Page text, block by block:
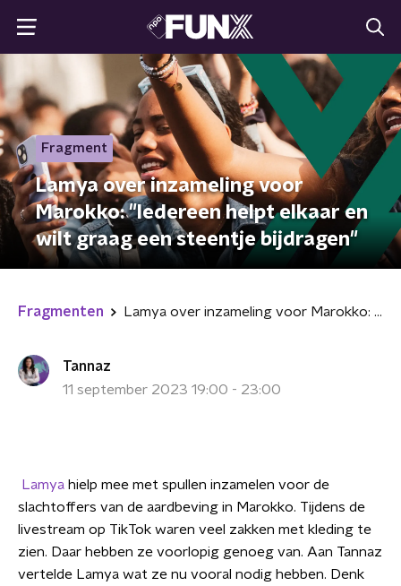
Fragment
Lamya over inzameling voor
Marokko: "Iedereen helpt elkaar en
wilt graag een steentje bijdragen"
Fragmenten Lamya over inzameling voor Marokko: "Iedereen helpt elkaar en wilt graag een steentje bijdragen"
Tannaz
11 september 2023 19:00 - 23:00
Lamya hielp mee met spullen inzamelen voor de
slachtoffers van de aardbeving in Marokko. Tijdens de
livestream op TikTok waren veel zakken met kleding te
zien. Daar hebben ze voorlopig genoeg van. Aan Tannaz
vertelde Lamya wat ze nu vooral nodig hebben. Denk